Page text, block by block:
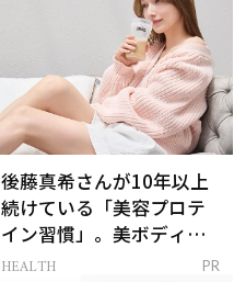
後藤真希さんが10年以上
続けている「美容プロテ
イン習慣」。美ボディを
支える朝ルーティンと
HEALTH PR